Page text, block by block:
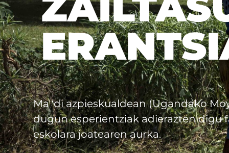
Ma ‘di azpieskualdean (Ugandako
dugun esperientziak adierazten digu
eskolara joatearen aurka.